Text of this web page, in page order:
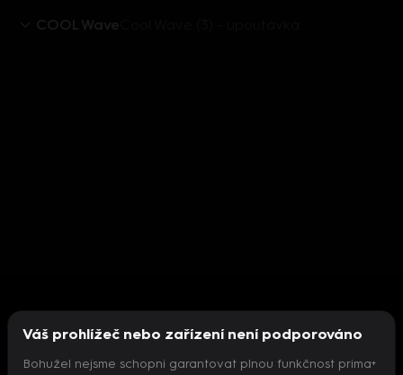
COOL Wave
Váš prohlížeč nebo zařízení není podporováno
Bohužel nejsme schopni garantovat plnou funkčnost prima+